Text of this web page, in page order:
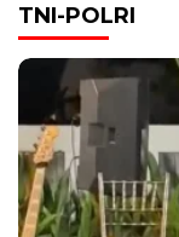
TNI-POLRI